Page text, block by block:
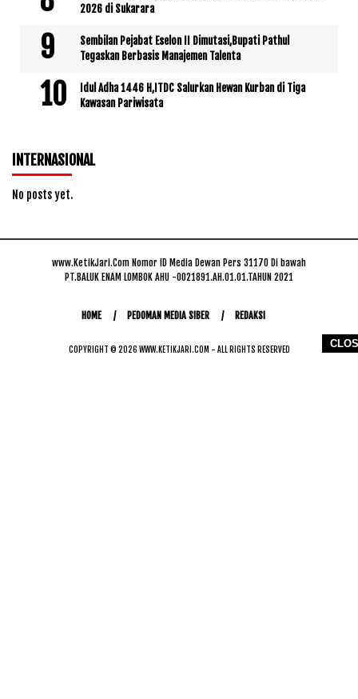
2026 di Sukarara
Sembilan Pejabat Eselon II Dimutasi,Bupati Pathul
Tegaskan Berbasis Manajemen Talenta
Idul Adha 1446 H,ITDC Salurkan Hewan Kurban di Tiga
Kawasan Pariwisata
INTERNASIONAL
No posts yet.
www.KetikJari.Com Nomor ID Media Dewan Pers 31170 Di bawah
PT.BALUK ENAM LOMBOK AHU -0021891.AH.01.01.TAHUN 2021
HOME PEDOMAN MEDIA SIBER REDAKSI
COPYRIGHT © 2026 WWW.KETIKJARI.COM - ALL RIGHTS RESERVED